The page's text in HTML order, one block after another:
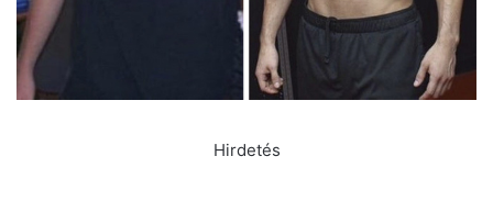
Hirdetés